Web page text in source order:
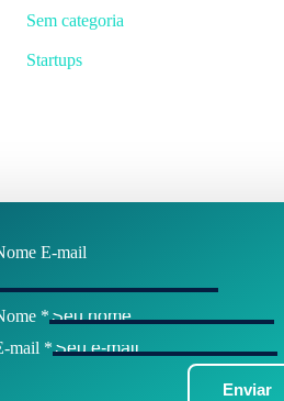
Sem categoria
Startups
E-mail
*
mail *
Enviar